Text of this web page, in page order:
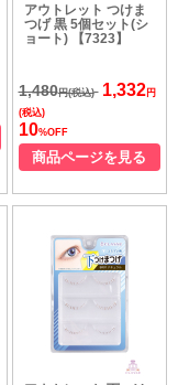
アウトレット つけま
つげ 黒 5個セット(シ
ョート) 【7323】
1,480円(税込) 1,332円
(税込)
10%OFF
商品ページを見る